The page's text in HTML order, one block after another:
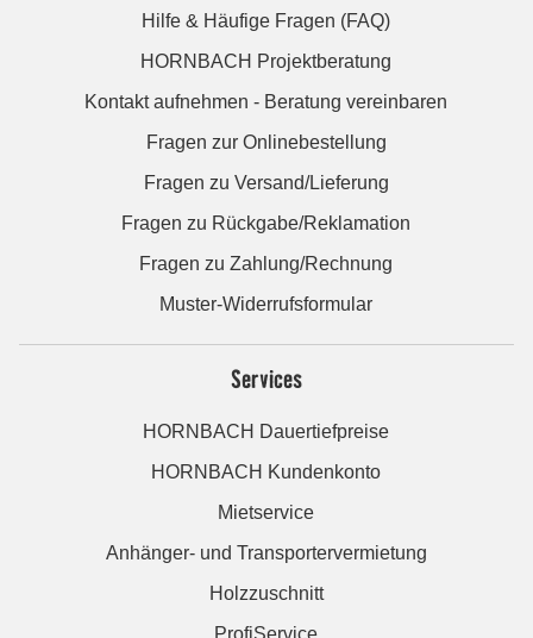
Hilfe & Häufige Fragen (FAQ)
HORNBACH Projektberatung
Kontakt aufnehmen - Beratung vereinbaren
Fragen zur Onlinebestellung
Fragen zu Versand/Lieferung
Fragen zu Rückgabe/Reklamation
Fragen zu Zahlung/Rechnung
Muster-Widerrufsformular
Services
HORNBACH Dauertiefpreise
HORNBACH Kundenkonto
Mietservice
Anhänger- und Transportervermietung
Holzzuschnitt
ProfiService